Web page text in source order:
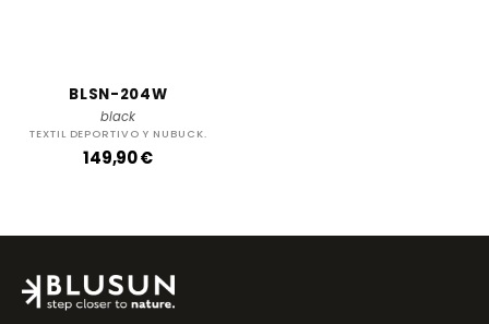
BLSN-204W
black
TEXTIL DEPORTIVO Y NUBUCK.
P
o
e
g
u
149,90 €